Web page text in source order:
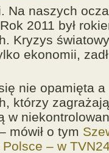
Na naszych
2011 był
Kryzys
ekonomii,
nie opamięta
którzy
w
mówił o tym
– w